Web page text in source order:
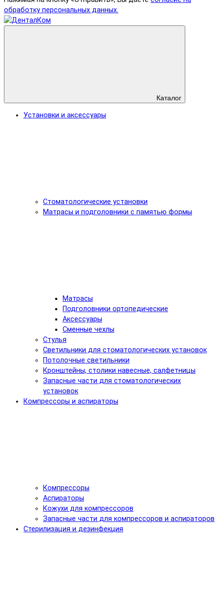
обработку персональных данных.
Каталог
Установки и аксессуары
Стоматологические установки
Матрасы и подголовники с памятью формы
Матрасы
Подголовники ортопедические
Аксессуары
Сменные чехлы
Стулья
Светильники для стоматологических установок
Потолочные светильники
Кронштейны, столики навесные, салфетницы
Запасные части для стоматологических
установок
Компрессоры и аспираторы
Компрессоры
Аспираторы
Кожухи для компрессоров
Запасные части для компрессоров и аспираторов
Стерилизация и дезинфекция